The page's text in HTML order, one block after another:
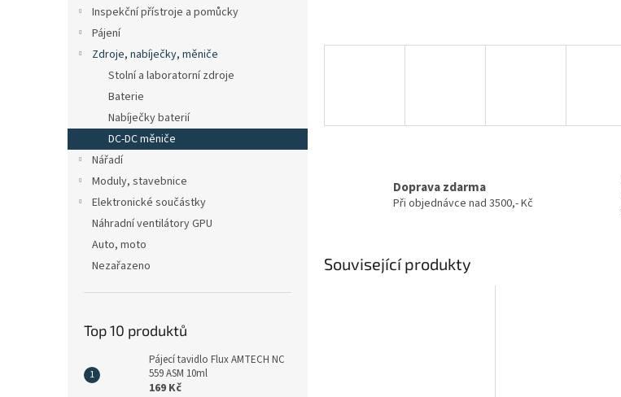
Inspekční přístroje a pomůcky
Pájení
Zdroje, nabíječky, měniče
Stolní a laboratorní zdroje
Baterie
Nabíječky baterií
DC-DC měniče
Nářadí
Moduly, stavebnice
Elektronické součástky
Náhradní ventilátory GPU
Auto, moto
Nezařazeno
Top 10 produktů
Pájecí tavidlo Flux AMTECH NC
559 ASM 10ml
169 Kč
Doprava zdarma
Při objednávce nad 3500,- Kč
Související produkty